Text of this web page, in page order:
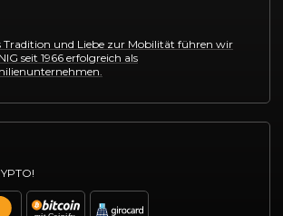
Tradition und Liebe zur Mobilität führen wir
seit 1966 erfolgreich als